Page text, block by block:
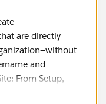
are directly
and
From Setup,
select Sites.